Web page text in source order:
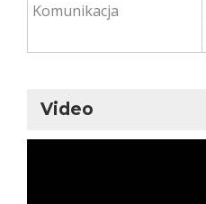
Komunikacja
Video